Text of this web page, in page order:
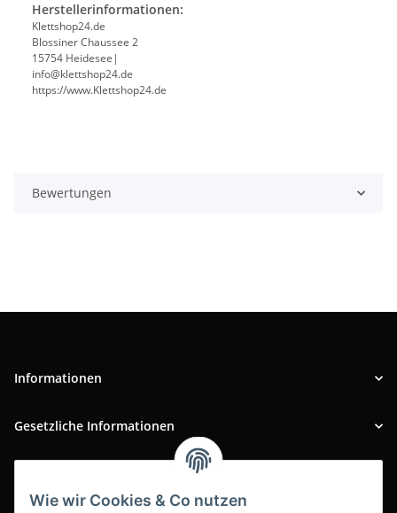
Wie wir Cookies & Co nutzen
Herstellerinformationen:
Klettshop24.de
Blossiner Chaussee 2
15754 Heidesee|
info@klettshop24.de
https://www.Klettshop24.de
Bewertungen
Informationen
Gesetzliche Informationen